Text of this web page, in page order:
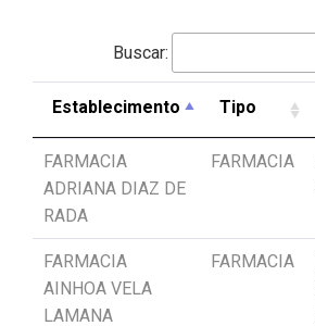
Buscar:
Establecimento Tipo
FARMACIA
ADRIANA DIAZ DE
RADA
FARMACIA
FARMACIA
AINHOA VELA
LAMANA
FARMACIA